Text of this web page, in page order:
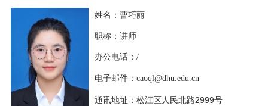
姓名：曹巧丽
职称：讲师
办公电话：/
电子邮件：caoql@dhu.edu.cn
通讯地址： 松江区人民北路2999号